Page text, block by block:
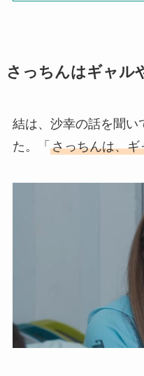
さっちんはギャル
結は、沙幸の話を聞い
た。「 さっちんは、ギ